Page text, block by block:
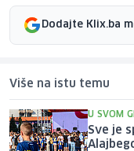
Dodajte Klix.ba
Više na istu temu
U SVOM
Sve je